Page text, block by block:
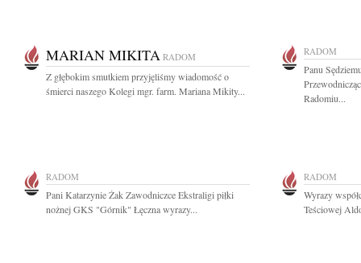
MARIAN MIKITA RADOM
Z głębokim smutkiem przyjęliśmy wiadomość o
śmierci naszego Kolegi mgr. farm. Mariana Mikity...
RADOM
Panu
Radomiu...
RADOM
Pani Katarzynie Żak Zawodniczce Ekstraligi piłki
nożnej GKS "Górnik" Łęczna wyrazy...
RADOM
Wyrazy
Teściowej